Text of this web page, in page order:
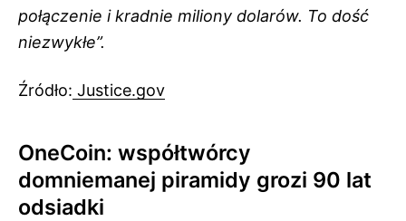
połączenie i kradnie miliony dolarów. To dość
niezwykłe”.
Źródło: Justice.gov
OneCoin: współtwórcy
domniemanej piramidy grozi 90 lat
odsiadki